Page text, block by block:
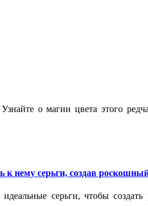
о магии цвета этого
нему серьги, создав
серьги, чтобы